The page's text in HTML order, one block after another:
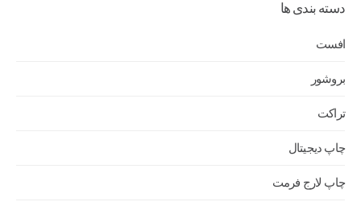
دسته بندی ها
افست
بروشور
تراکت
چاپ دیجیتال
چاپ لارج فرمت